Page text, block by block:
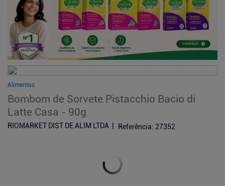
Alimentos
Bombom de Sorvete Pistacchio Bacio di
Latte Casa - 90g
RIOMARKET DIST DE ALIM LTDA Referência: 27352
5º fralda geriatrica
10º shampoo